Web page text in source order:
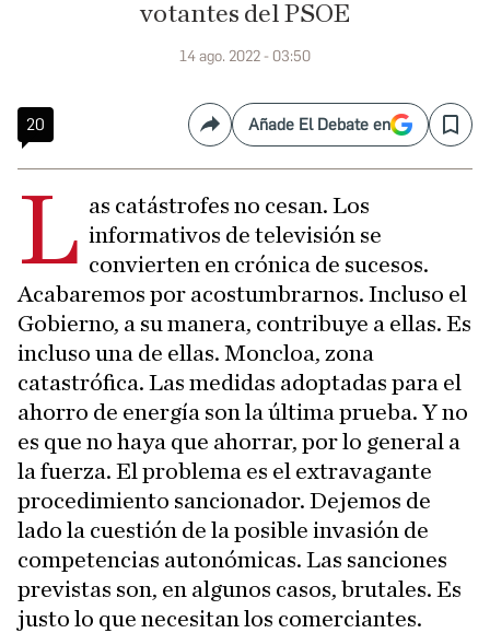
votantes del PSOE
14 ago. 2022 - 03:50
20 CompartirAñade El Debate en Save
L as catástrofes no cesan. Los
informativos de televisión se
convierten en crónica de sucesos.
Acabaremos por acostumbrarnos. Incluso el
Gobierno, a su manera, contribuye a ellas. Es
incluso una de ellas. Moncloa, zona
catastrófica. Las medidas adoptadas para el
ahorro de energía son la última prueba. Y no
es que no haya que ahorrar, por lo general a
la fuerza. El problema es el extravagante
procedimiento sancionador. Dejemos de
lado la cuestión de la posible invasión de
competencias autonómicas. Las sanciones
previstas son, en algunos casos, brutales. Es
justo lo que necesitan los comerciantes.